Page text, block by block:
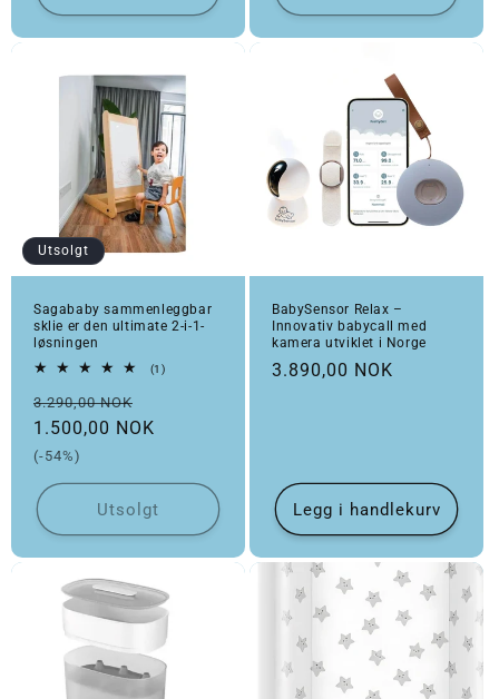
Utsolgt
Sagababy sammenleggbar
sklie er den ultimate 2-i-1-
løsningen
(1)1 totale omtaler
Vanlig pris
3.290,00 NOK
1.500,00 NOK
(-54%)
Utsolgt
BabySensor Relax –
Innovativ babycall med
kamera utviklet i Norge
Vanlig pris
3.890,00 NOK
Legg i handlekurv